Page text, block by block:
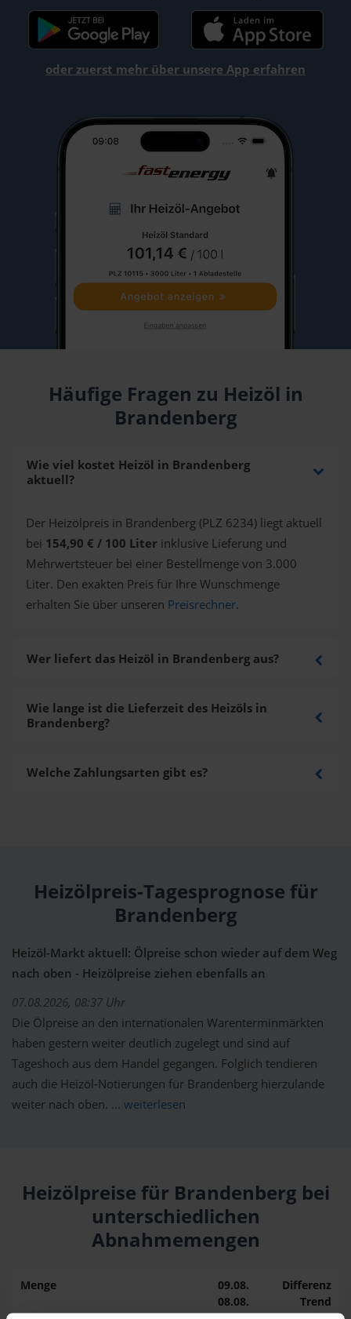
oder zuerst mehr über unsere App erfahren
Häufige Fragen zu Heizöl in
Brandenberg
Wie viel kostet Heizöl in Brandenberg
aktuell?
Der Heizölpreis in Brandenberg (PLZ 6234) liegt aktuell
bei 154,90 € / 100 Liter inklusive Lieferung und
Mehrwertsteuer bei einer Bestellmenge von 3.000
Liter. Den exakten Preis für Ihre Wunschmenge
erhalten Sie über unseren Preisrechner.
Wer liefert das Heizöl in Brandenberg aus?
Wie lange ist die Lieferzeit des Heizöls in
Brandenberg?
Welche Zahlungsarten gibt es?
Heizölpreis-Tagesprognose für
Brandenberg
Heizöl-Markt aktuell: Ölpreise schon wieder auf dem Weg
nach oben - Heizölpreise ziehen ebenfalls an
07.08.2026, 08:37 Uhr
Die Ölpreise an den internationalen Warenterminmärkten
haben gestern weiter deutlich zugelegt und sind auf
Tageshoch aus dem Handel gegangen. Folglich tendieren
auch die Heizöl-Notierungen für Brandenberg hierzulande
weiter nach oben. ... weiterlesen
Heizölpreise für Brandenberg bei
unterschiedlichen
Abnahmemengen
Menge
09.08.
08.08.
Differenz
Trend